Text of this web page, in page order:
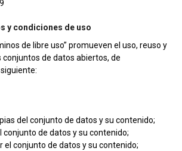
y condiciones de uso
de libre uso” promueven el uso, reuso y
de datos abiertos, de
del conjunto de datos y su contenido;
conjunto de datos y su contenido;
el conjunto de datos y su contenido;